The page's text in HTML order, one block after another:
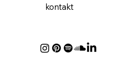
kontakt